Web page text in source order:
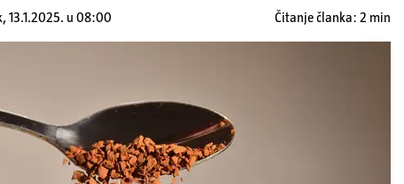
13.1.2025. u 08:00 Čitanje članka: 2 min